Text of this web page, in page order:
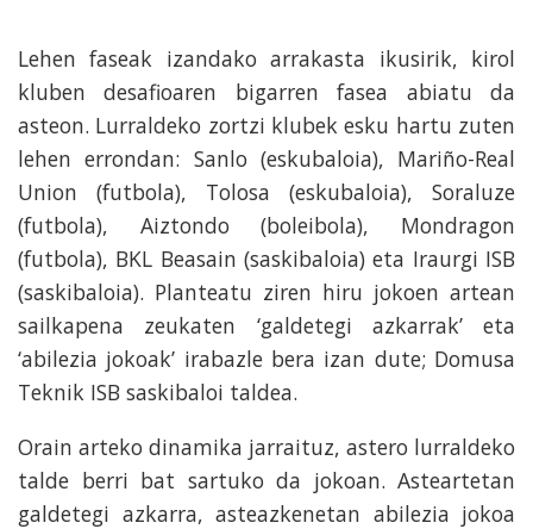
Lehen faseak izandako arrakasta ikusirik, kirol
kluben desafioaren bigarren fasea abiatu da
asteon. Lurraldeko zortzi klubek esku hartu zuten
lehen errondan: Sanlo (eskubaloia), Mariño-Real
Union (futbola), Tolosa (eskubaloia), Soraluze
(futbola), Aiztondo (boleibola), Mondragon
(futbola), BKL Beasain (saskibaloia) eta Iraurgi ISB
(saskibaloia). Planteatu ziren hiru jokoen artean
sailkapena zeukaten ‘galdetegi azkarrak’eta
‘abilezia jokoak’ irabazle bera izan dute; Domusa
Teknik ISB saskibaloi taldea.
Orain arteko dinamika jarraituz, astero lurraldeko
talde berri bat sartuko da jokoan. Asteartetan
galdetegi azkarra, asteazkenetan abilezia jokoa